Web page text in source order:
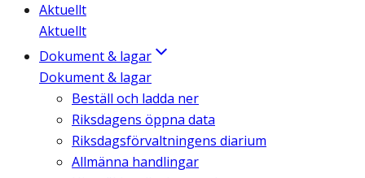
Aktuellt
Aktuellt
Dokument & lagar
Dokument & lagar
Beställ och ladda ner
Riksdagens öppna data
Riksdagsförvaltningens diarium
Allmänna handlingar